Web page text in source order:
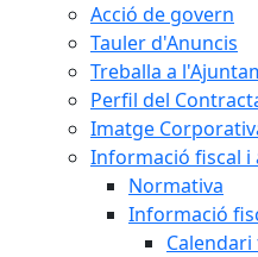
Acció de govern
Tauler d'Anuncis
Treballa a
Perfil del
Imatge
Informació fiscal i
Normativa
Informació
Calendari